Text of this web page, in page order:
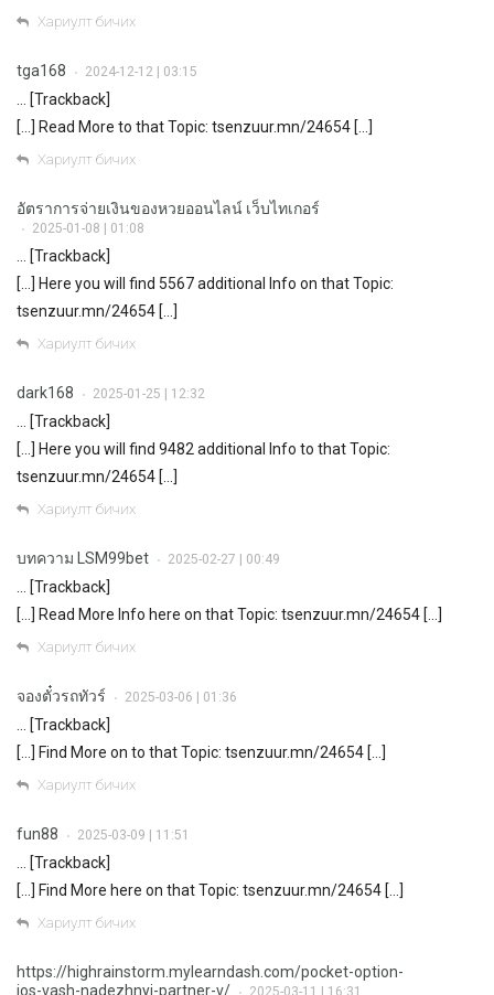
Хариулт бичих
tga168 • 2024-12-12 | 03:15
… [Trackback]
[…] Read More to that Topic: tsenzuur.mn/24654 […]
Хариулт бичих
อัตราการจ่ายเงินของหวยออนไลน์ เว็บไทเกอร์
• 2025-01-08 | 01:08
… [Trackback]
[…] Here you will find 5567 additional Info on that Topic:
tsenzuur.mn/24654 […]
Хариулт бичих
dark168 • 2025-01-25 | 12:32
… [Trackback]
[…] Here you will find 9482 additional Info to that Topic:
tsenzuur.mn/24654 […]
Хариулт бичих
บทความ LSM99bet • 2025-02-27 | 00:49
… [Trackback]
[…] Read More Info here on that Topic: tsenzuur.mn/24654 […]
Хариулт бичих
จองตั๋วรถทัวร์ • 2025-03-06 | 01:36
… [Trackback]
[…] Find More on to that Topic: tsenzuur.mn/24654 […]
Хариулт бичих
fun88 • 2025-03-09 | 11:51
… [Trackback]
[…] Find More here on that Topic: tsenzuur.mn/24654 […]
Хариулт бичих
https://highrainstorm.mylearndash.com/pocket-option-
ios-vash-nadezhnyj-partner-v/
2025-03-11 | 16:31